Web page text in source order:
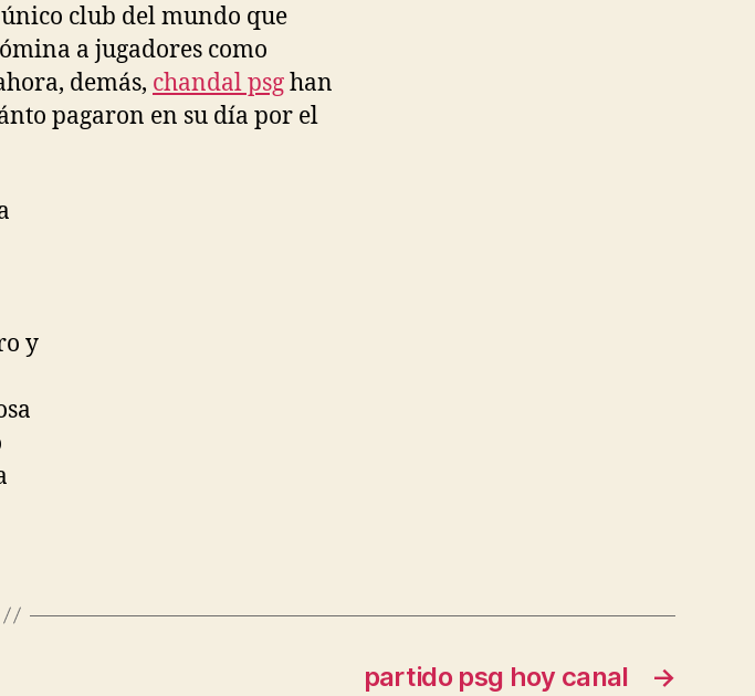
club del mundo que
a jugadores como
demás, chandal psghan
pagaron en su día por el
→
partido psg hoy canal